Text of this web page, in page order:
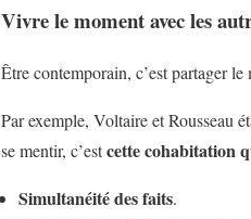
Vivre le moment avec les
Être contemporain, c’est partager
Par exemple, Voltaire et Rousseau
se mentir, c’estcette cohabitation
Simultanéité des faits.